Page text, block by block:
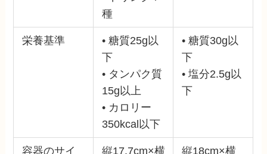
種
栄養基準
• 糖質25g以
下
• タンパク質
15g以上
• カロリー
350kcal以下
• 糖質30g以
下
• 塩分2.5g以
下
容器のサイ
縦17.7cm×横
縦18cm×横